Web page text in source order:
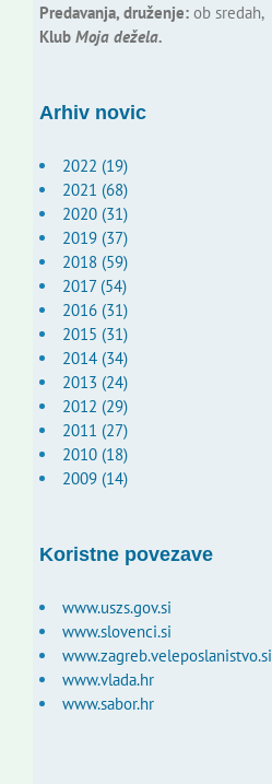
Predavanja, druženje:ob sredah,
Klub Moja dežela.
Arhiv novic
2022 (19)
2021 (68)
2020 (31)
2019 (37)
2018 (59)
2017 (54)
2016 (31)
2015 (31)
2014 (34)
2013 (24)
2012 (29)
2011 (27)
2010 (18)
2009 (14)
Koristne povezave
www.uszs.gov.si
www.slovenci.si
www.zagreb.veleposlanistvo.si
www.vlada.hr
www.sabor.hr